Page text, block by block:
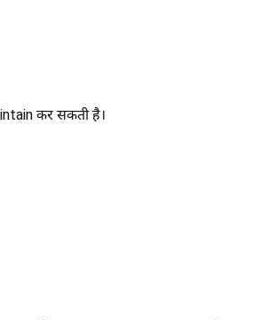
कर सकती है।